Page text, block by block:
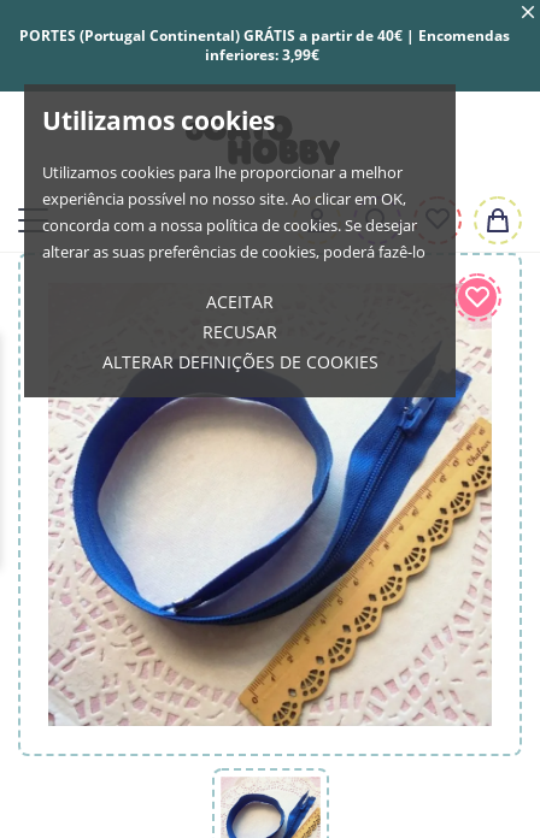
Utilizamos cookies
Utilizamos cookies para lhe proporcionar a melhor
experiência possível no nosso site. Ao clicar em OK,
concorda com a nossa política de cookies. Se desejar
alterar as suas preferências de cookies, poderá fazê-lo
ACEITAR
RECUSAR
ALTERAR DEFINIÇÕES DE COOKIES
PORTES (Portugal Continental) GRÁTIS a partir de 40€ | Encomendas
inferiores: 3,99€